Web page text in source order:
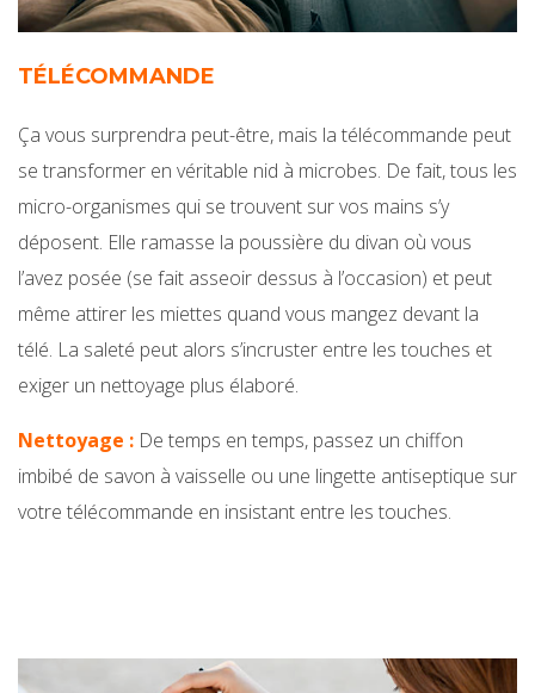
TÉLÉCOMMANDE
Ça vous surprendra peut-être, mais la télécommande peut
se transformer en véritable nid à microbes. De fait, tous les
micro-organismes qui se trouvent sur vos mains s’y
déposent. Elle ramasse la poussière du divan où vous
l’avez posée (se fait asseoir dessus à l’occasion) et peut
même attirer les miettes quand vous mangez devant la
télé. La saleté peut alors s’incruster entre les touches et
exiger un nettoyage plus élaboré.
Nettoyage : De temps en temps, passez un chiffon
imbibé de savon à vaisselle ou une lingette antiseptique sur
votre télécommande en insistant entre les touches.